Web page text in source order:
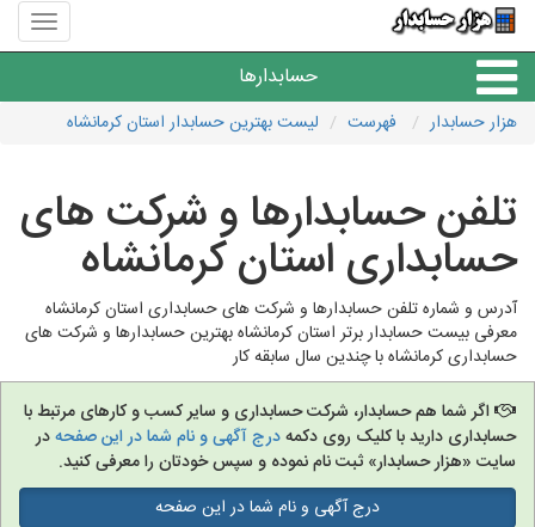
منوی
سایت
حسابدارها
حسابداری
هزار حسابدار فهرست لیست بهترین حسابدار استان کرمانشاه
تلفن حسابدارها و شرکت های
حسابداری استان کرمانشاه
آدرس و شماره تلفن حسابدارها و شرکت های حسابداری استان کرمانشاه
معرفی بیست حسابدار برتر استان کرمانشاه بهترین حسابدارها و شرکت های
حسابداری کرمانشاه با چندین سال سابقه کار
اگر شما هم حسابدار، شرکت حسابداری و سایر کسب و کارهای مرتبط با
حسابداری دارید با کلیک روی دکمهدرج آگهی و نام شما در این صفحهدر
سایت «هزار حسابدار» ثبت نام نموده و سپس خودتان را معرفی کنید.
درج آگهی و نام شما در این صفحه